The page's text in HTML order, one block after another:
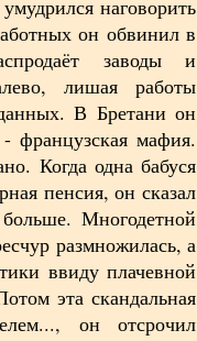
наговорить
он обвинил в
заводы и
лишая работы
В Бретани он
французская мафия.
Когда одна бабуся
пенсия, он сказал
Многодетной
размножилась, а
ввиду плачевной
эта скандальная
он отсрочил